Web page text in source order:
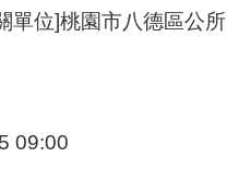
單位]桃園市八德區公所
09:00